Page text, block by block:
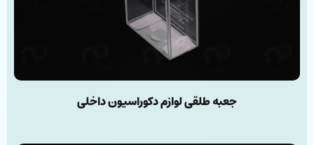
جعبه طلقی لوازم دکوراسیون داخلی